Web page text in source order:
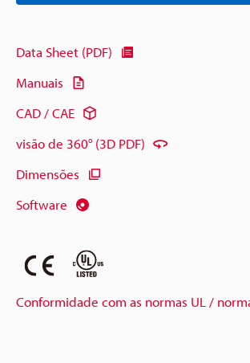
Data Sheet (PDF)
Manuais
CAD / CAE
visão de 360° (3D PDF)
Dimensões
Software
Conformidade com as normas UL /